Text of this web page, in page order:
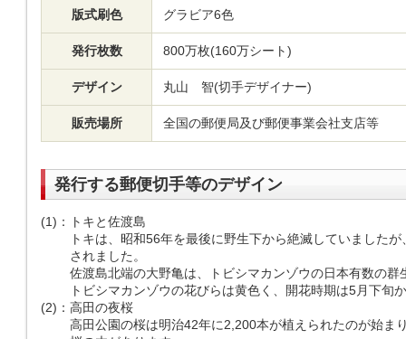
版式刷色 グラビア6色
発行枚数 800万枚(160万シート)
デザイン 丸山 智(切手デザイナー)
販売場所 全国の郵便局及び郵便事業会社支店等
発行する郵便切手等のデザイン
(1) ：
トキと佐渡島
トキは、昭和56年を最後に野生下から絶滅していました
されました。
佐渡島北端の大野亀は、トビシマカンゾウの日本有数の群
トビシマカンゾウの花びらは黄色く、開花時期は5月下旬
(2) ： 高田の夜桜
高田公園の桜は明治42年に2,200本が植えられたのが始ま